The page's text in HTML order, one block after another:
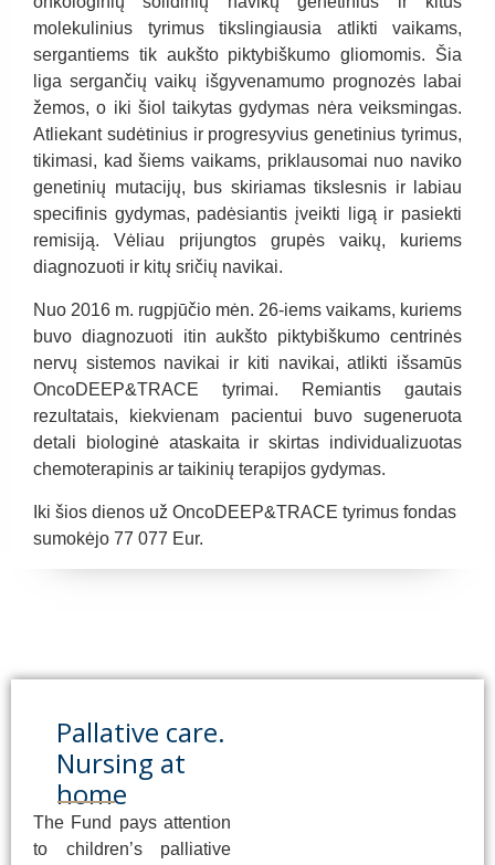
molekulinius tyrimus tikslingiausia atlikti vaikams,
sergantiems tik aukšto piktybiškumo gliomomis. Šia
liga sergančių vaikų išgyvenamumo prognozės labai
žemos, o iki šiol taikytas gydymas nėra veiksmingas.
Atliekant sudėtinius ir progresyvius genetinius tyrimus,
tikimasi, kad šiems vaikams, priklausomai nuo naviko
genetinių mutacijų, bus skiriamas tikslesnis ir labiau
specifinis gydymas, padėsiantis įveikti ligą ir pasiekti
remisiją. Vėliau prijungtos grupės vaikų, kuriems
diagnozuoti ir kitų sričių navikai.
Nuo 2016 m. rugpjūčio mėn. 26-iems vaikams, kuriems
buvo diagnozuoti itin aukšto piktybiškumo centrinės
nervų sistemos navikai ir kiti navikai, atlikti išsamūs
OncoDEEP&TRACE tyrimai. Remiantis gautais
rezultatais, kiekvienam pacientui buvo sugeneruota
detali biologinė ataskaita ir skirtas individualizuotas
chemoterapinis ar taikinių terapijos gydymas.
Iki šios dienos už OncoDEEP&TRACE tyrimus fondas
sumokėjo 77 077 Eur.
Pallative care.
Nursing at
home
The Fund pays attention
to children’s palliative